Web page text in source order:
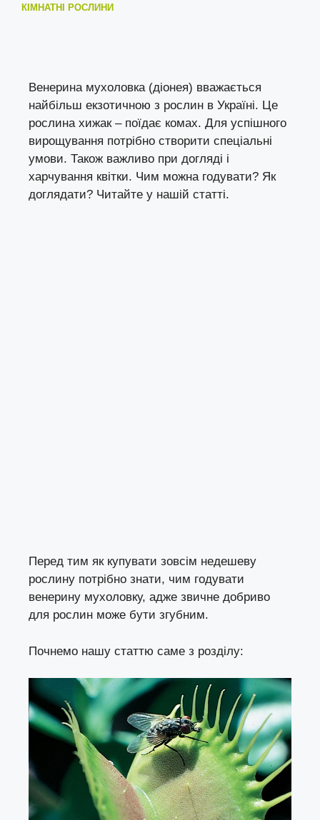
КІМНАТНІ РОСЛИНИ
Венерина мухоловка (діонея) вважається
найбільш екзотичною з рослин в Україні. Це
рослина хижак – поїдає комах. Для успішного
вирощування потрібно створити спеціальні
умови. Також важливо при догляді і
харчування квітки. Чим можна годувати? Як
доглядати? Читайте у нашій статті.
Перед тим як купувати зовсім недешеву
рослину потрібно знати, чим годувати
венерину мухоловку, адже звичне добриво
для рослин може бути згубним.
Почнемо нашу статтю саме з розділу: